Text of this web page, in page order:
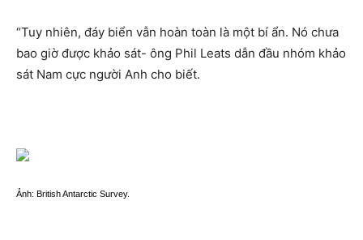
“Tuy nhiên, đáy biển vẫn hoàn toàn là một bí ẩn. Nó chưa
bao giờ được khảo sát- ông Phil Leats dẫn đầu nhóm khảo
sát Nam cực người Anh cho biết.
Ảnh: British Antarctic Survey.